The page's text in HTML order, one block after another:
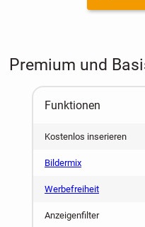
Premium und
Funktionen
Kostenlos inserieren
Bildermix
Werbefreiheit
Anzeigenfilter